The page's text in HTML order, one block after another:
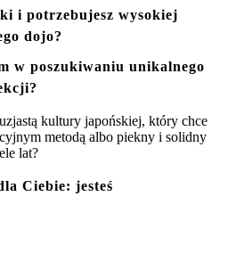
i potrzebujesz wysokiej
dojo?
w poszukiwaniu unikalnego
kultury japońskiej, który chce
metodą albo piekny i solidny
lat?
Ciebie: jesteś